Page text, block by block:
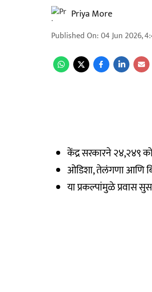
Priya More
Published On:04 Jun 2026,
केंद्र सरकारने २४,२४९
ओडिशा, तेलंगणा आणि
या प्रकल्पांमुळे प्रवास